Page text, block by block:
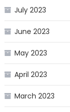
July 2023
June 2023
May 2023
April 2023
March 2023